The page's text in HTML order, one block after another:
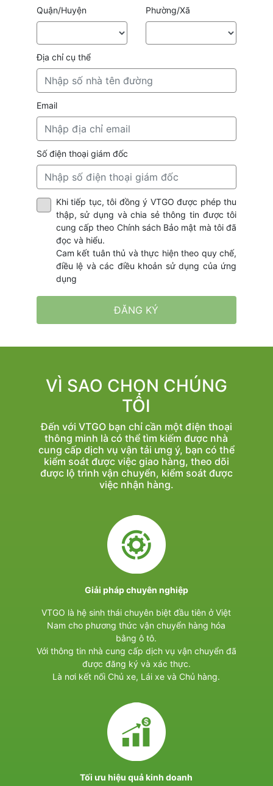
Quận/Huyện Phường/Xã
Địa chỉ cụ thể
Email
Số điện thoại giám đốc
Khi tiếp tục, tôi đồng ý VTGO được phép thu
thập, sử dụng và chia sẻ thông tin được tôi
cung cấp theo Chính sách Bảo mật mà tôi đã
đọc và hiểu.
Cam kết tuân thủ và thực hiện theo quy chế,
điều lệ và các điều khoản sử dụng của ứng
dụng
ĐĂNG KÝ
VÌ SAO CHỌN CHÚNG
TÔI
Đến với VTGO bạn chỉ cần một điện thoại
thông minh là có thể tìm kiếm được nhà
cung cấp dịch vụ vận tải ưng ý, bạn có thể
kiểm soát được việc giao hàng, theo dõi
được lộ trình vận chuyển, kiểm soát được
việc nhận hàng.
Giải pháp chuyên nghiệp
VTGO là hệ sinh thái chuyên biệt đầu tiên ở Việt
Nam cho phương thức vận chuyển hàng hóa
bằng ô tô.
Với thông tin nhà cung cấp dịch vụ vận chuyển đã
được đăng ký và xác thực.
Là nơi kết nối Chủ xe, Lái xe và Chủ hàng.
Tối ưu hiệu quả kinh doanh